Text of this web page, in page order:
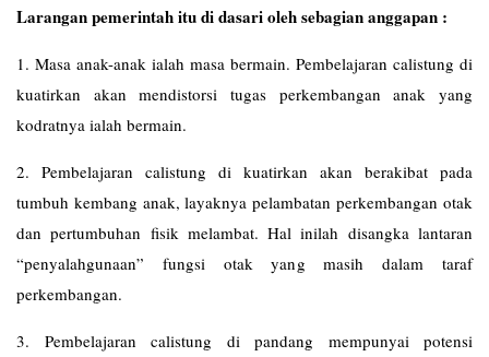
Larangan pemerintah itu di dasari oleh sebagian anggapan :
1. Masa anak-anak ialah masa bermain. Pembelajaran calistung di
kuatirkan akan mendistorsi tugas perkembangan anak yang
kodratnya ialah bermain.
2. Pembelajaran calistung di kuatirkan akan berakibat pada
tumbuh kembang anak, layaknya pelambatan perkembangan otak
dan pertumbuhan fisik melambat. Hal inilah disangka lantaran
“penyalahgunaan” fungsi otak yang masih dalam taraf
perkembangan.
3. Pembelajaran calistung di pandang mempunyai potensi